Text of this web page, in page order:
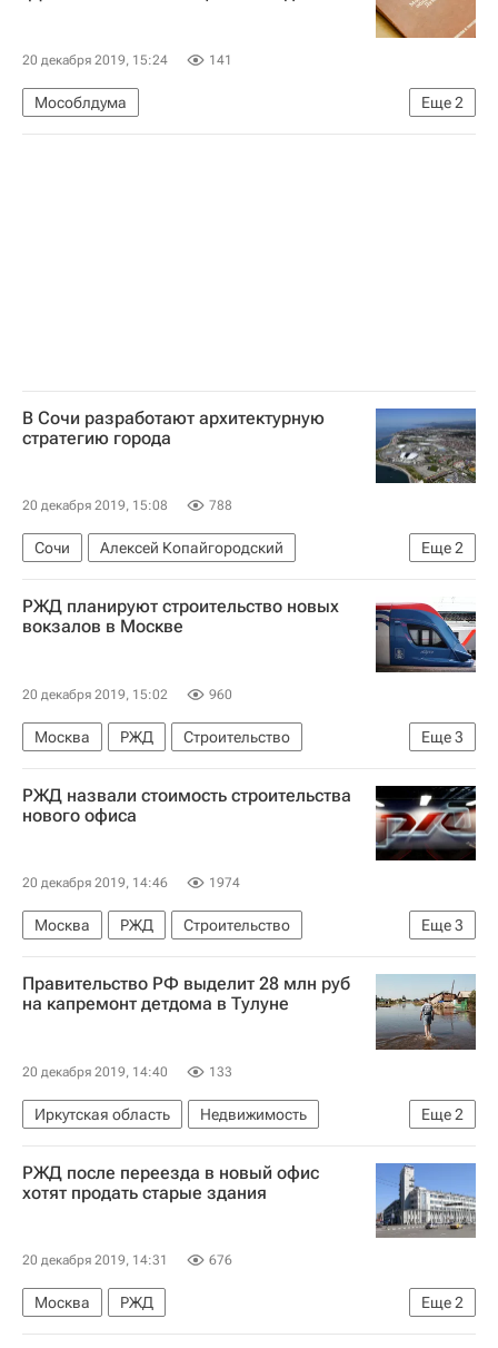
20 декабря 2019, 15:24 141
Еще2
Мособлдума
Московская область (Подмосковье)
Россия
В Сочи разработают архитектурную
стратегию города
20 декабря 2019, 15:08 788
Еще2
Сочи
Алексей Копайгородский
Архитектура
Краснодарский край
РЖД планируют строительство новых
вокзалов в Москве
20 декабря 2019, 15:02 960
Еще3
Москва РЖД
Строительство
Инфраструктура
Железная дорога
Вокзалы
РЖД назвали стоимость строительства
нового офиса
20 декабря 2019, 14:46 1974
Еще3
Москва РЖД
Строительство
Коммерческая недвижимость
Инфраструктура
Инвестиции
Правительство РФ выделит 28 млн руб
на капремонт детдома в Тулуне
20 декабря 2019, 14:40 133
Еще2
Иркутская область
Недвижимость
Капремонт
Паводок в Иркутской области
РЖД после переезда в новый офис
хотят продать старые здания
20 декабря 2019, 14:31 676
Еще2
Москва
РЖД
Коммерческая недвижимость
Продажа